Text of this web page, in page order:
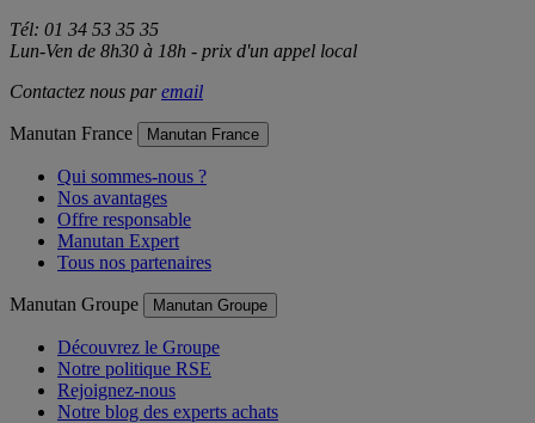
Tél: 01 34 53 35 35
Lun-Ven de 8h30 à 18h - prix d'un appel local
Contactez nous paremail
Manutan France Manutan France
Qui sommes-nous ?
Nos avantages
Offre responsable
Manutan Expert
Tous nos partenaires
Manutan Groupe Manutan Groupe
Découvrez le Groupe
Notre politique RSE
Rejoignez-nous
Notre blog des experts achats